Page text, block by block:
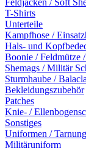
Feldjacken / Soft
T-Shirts
Unterteile
Kampfhose /
Hals- und
Boonie / Feldmütze
Shemags / Militär
Sturmhaube /
Bekleidungszubehör
Patches
Knie- /
Sonstiges
Uniformen / Tarnung
Militäruniform